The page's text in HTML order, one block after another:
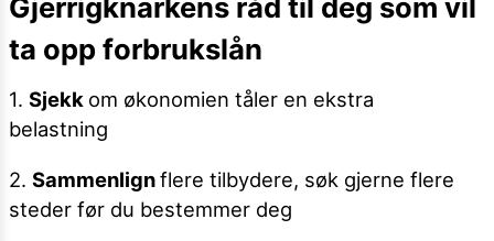
Gjerrigknarkens råd til deg som vil
ta opp forbrukslån
1. Sjekk om økonomien tåler en ekstra
belastning
2. Sammenlignflere tilbydere, søk gjerne flere
steder før du bestemmer deg